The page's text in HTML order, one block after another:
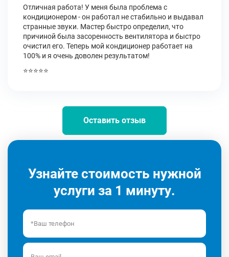
Отличная работа! У меня была проблема с
кондиционером - он работал не стабильно и выдавал
странные звуки. Мастер быстро определил, что
причиной была засоренность вентилятора и быстро
очистил его. Теперь мой кондиционер работает на
100% и я очень доволен результатом!
⭐⭐⭐⭐⭐
Оставить отзыв
Узнайте стоимость нужной
услуги за 1 минуту.